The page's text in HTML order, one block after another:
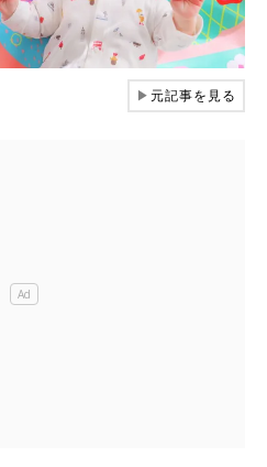
▶元記事を見る